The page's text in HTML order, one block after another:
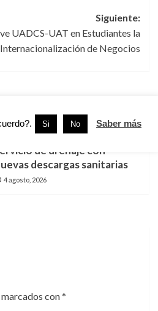
Siguiente:
UADCS-UAT en Estudiantes la
Internacionalización de Negocios
COMAPA Altamira mejora el
de drenaje con
descargas sanitarias
4 agosto, 2026
con*
Si No Saber más